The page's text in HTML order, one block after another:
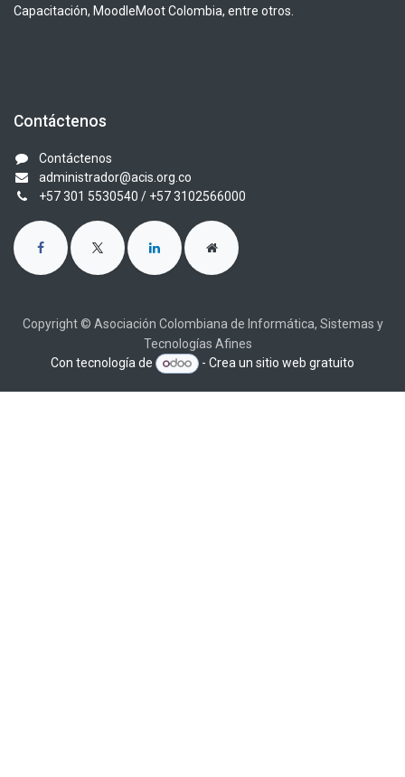
Capacitación, MoodleMoot Colombia, entre otros.
Contáctenos
Contáctenos
administrador@acis.org.co
+57 301 5530540 / +57 3102566000
Copyright © Asociación Colombiana de Informática, Sistemas y
Tecnologías Afines
Con tecnología de
- Crea unsitio web gratuito